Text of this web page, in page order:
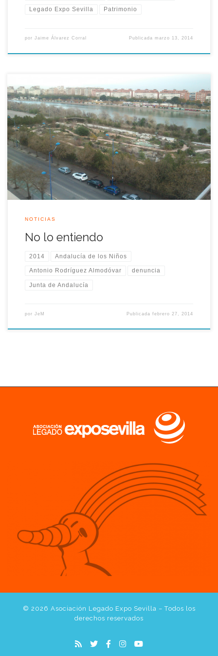
Legado Expo Sevilla Patrimonio
por Jaime Álvarez Corral Publicadamarzo 13, 2014
Tras la denuncia que Legado Expo Sevilla realizó el pasado
martes, las reacciones no se han hecho esperar. Con bastante
amargura, recibimos esta carta abierta desde el que fuese
director del Pabellón de Andalucía y del parque de maquetas
Andalucía de los Niños en 1992, a la que damos difusión: […]
NOTICIAS
No lo entiendo
2014 Andalucía de los Niños
Antonio Rodríguez Almodóvar denuncia
Junta de Andalucía
por JeM Publicadafebrero 27, 2014
© 2026 Asociación Legado Expo Sevilla – Todos los
derechos reservados